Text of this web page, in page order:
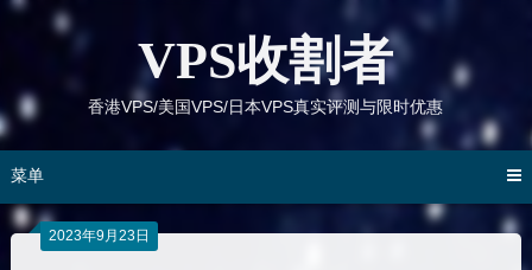
跳
VPS收割者
香港VPS/美国VPS/日本VPS真实评测与限时优惠
菜单
2023年9月23日